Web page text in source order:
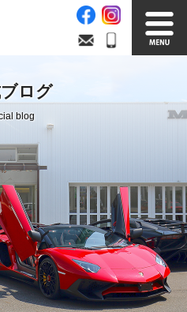
買取無料査定
サービス案内
Company info.
会社案内
ログ
blog